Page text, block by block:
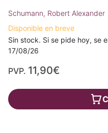
Schumann, Robert Alexander
Disponible en breve
Sin stock. Si se pide hoy, se
17/08/26
PVP. 11,90€